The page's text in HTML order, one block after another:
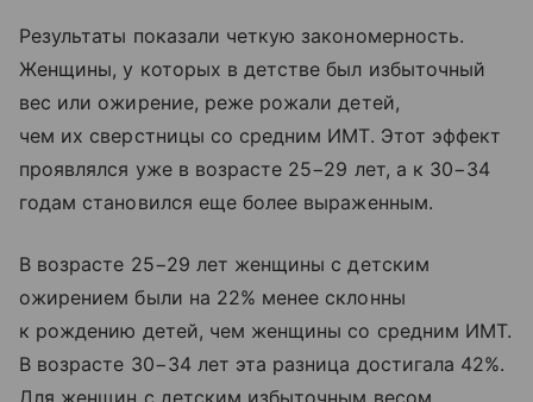
Результаты показали четкую закономерность.
Женщины, у которых в детстве был избыточный
вес или ожирение, реже рожали детей,
чем их сверстницы со средним ИМТ. Этот эффект
проявлялся уже в возрасте 25−29 лет, а к 30−34
годам становился еще более выраженным.
В возрасте 25−29 лет женщины с детским
ожирением были на 22% менее склонны
к рождению детей, чем женщины со средним ИМТ.
В возрасте 30−34 лет эта разница достигала 42%.